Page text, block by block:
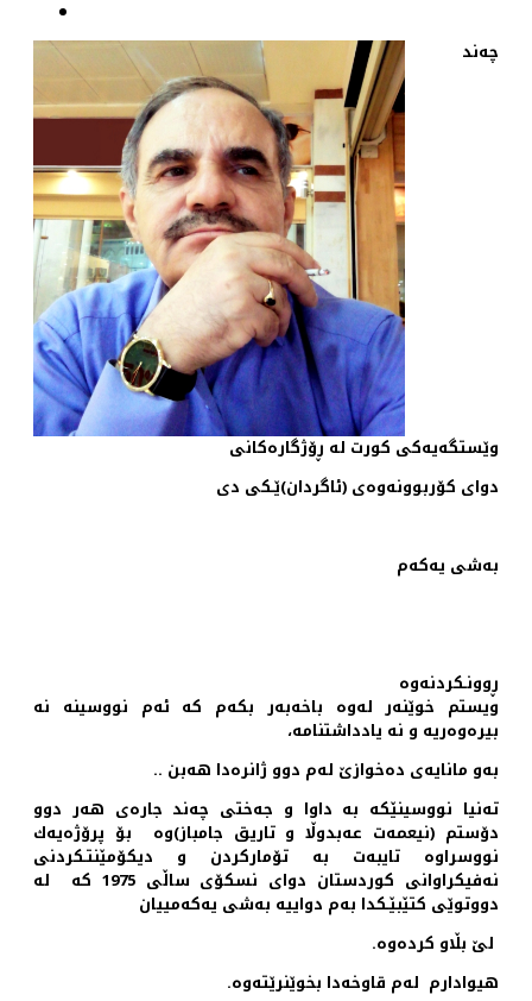
چه‌ند
وێستگه‌یه‌كی كورت له‌ ڕۆژگاره‌كانی
دوای كۆربوونه‌وه‌ی (ئاگردان)ێـكی دی
به‌شی یه‌كه‌م
ڕوونـكردنه‌وه‌
ویستم خوێنه‌ر له‌وه‌ باخه‌به‌ر بكه‌م كه‌ ئه‌م نووسینه‌ نه‌
بیره‌وه‌ریه‌ و نه‌ یادداشتنامه‌،
به‌و مانایه‌ی‌ ده‌خوازێ له‌م دوو ژانره‌دا هه‌بن ..
ته‌نیا نووسینێكه‌ به‌ داوا و جه‌ختی چه‌ند جاره‌ی هه‌ر دوو
دۆستم (نیعمه‌ت عه‌بدوڵا و تاریق جامباز)وه‌ ‌ بۆ پرۆژه‌یه‌ك
نووسراوه تایبه‌ت به‌‌ تۆماركردن و دیكۆمێنتـكردنی
نه‌فیكراوانی كوردستان دوای نسكۆی ساڵی 1975 كه‌ له‌
دووتوێی كتێبێـكدا به‌م دواییه‌ به‌شی یه‌كه‌مییان
لێ بڵاو كرده‌وه‌.
هیوادارم له‌م قاوخه‌دا بخوێنرێته‌وه‌.